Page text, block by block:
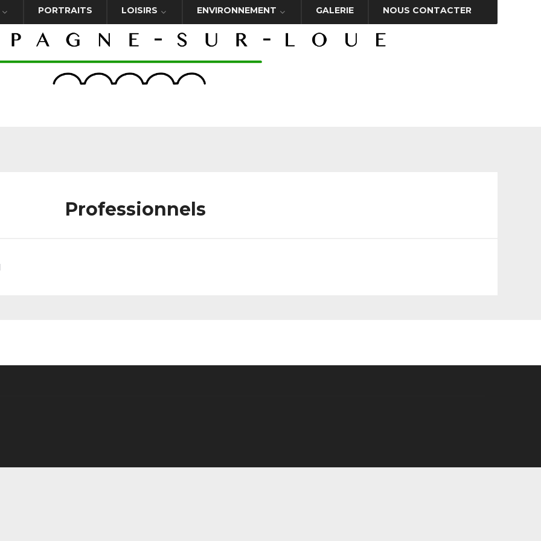
PORTRAITS LOISIRS ENVIRONNEMENT GALERIE NOUS CONTACTER
Professionnels